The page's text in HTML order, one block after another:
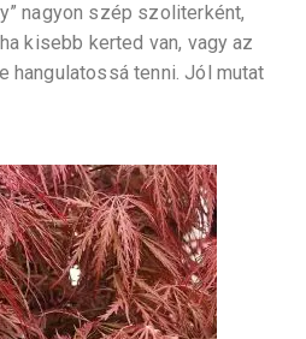
nagyon szép szoliterként,
kisebb kerted van, vagy az
hangulatossá tenni. Jól mutat